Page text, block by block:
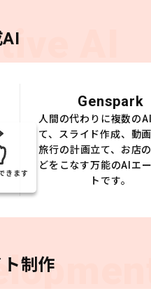
AI
Genspark
人間の代わりに複数の
て、スライド作成、動
旅行の計画立て、お店
どをこなす万能のAIエ
トです。
きます
制作